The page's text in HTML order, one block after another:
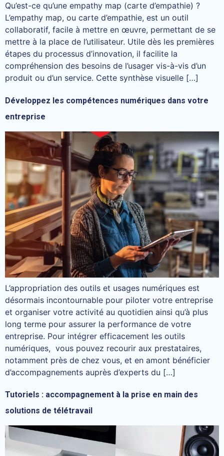
Qu’est-ce qu’une empathy map (carte d’empathie) ?
L’empathy map, ou carte d’empathie, est un outil
collaboratif, facile à mettre en œuvre, permettant de se
mettre à la place de l’utilisateur. Utile dès les premières
étapes du processus d’innovation, il facilite la
compréhension des besoins de l’usager vis-à-vis d’un
produit ou d’un service. Cette synthèse visuelle […]
Développez les compétences numériques dans votre
entreprise
L’appropriation des outils et usages numériques est
désormais incontournable pour piloter votre entreprise
et organiser votre activité au quotidien ainsi qu’à plus
long terme pour assurer la performance de votre
entreprise. Pour intégrer efficacement les outils
numériques, vous pouvez recourir aux prestataires,
notamment près de chez vous, et en amont bénéficier
d’accompagnements auprès d’experts du […]
Tutoriels : accompagnement à la prise en main des
solutions de télétravail